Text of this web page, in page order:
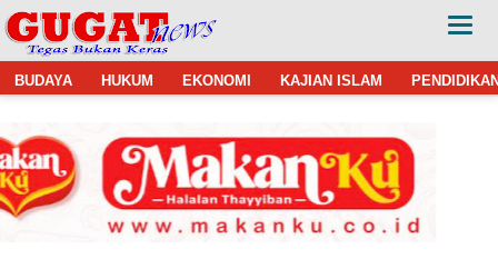
BUDAYA HUKUM EKONOMI KAJIAN ISLAM